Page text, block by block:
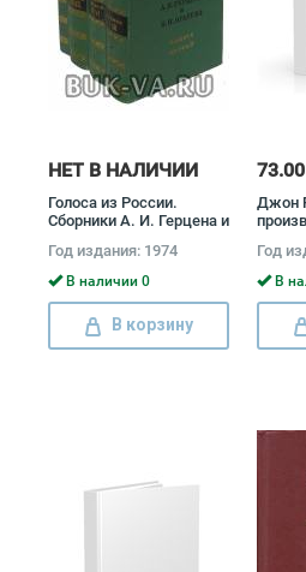
НЕТ В НАЛИЧИИ
Голоса из России.
Сборники А. И. Герцена и
из 4 книг) Александр
Герцен, Николай Огарев
Год издания: 1974
В наличии 0
В корзину
Джон
Год
В